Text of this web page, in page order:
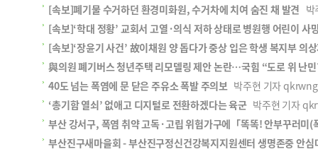
[속보]폐기물 수거하던 환경미화원, 수거차에 치여 숨진 채 발견
[속보]‘학대 정황’ 교회서 고열·의식 저하 상태로 병원행 어린이 사
[속보]‘장윤기 사건’ 故이채원 양 돕다가 중상 입은 학생 복지부 의
與의원 폐기버스 청년주택 리모델링 제안 논란…국힘 “도로 위 난
40도 넘는 폭염에 문 닫은 주유소 폭발 주의보 박주현 기자
‘총기함 열쇠’ 없애고 디지털로 전환하겠다는 육군박주현 기자
부산 강서구, 폭염 취약 고독·고립 위험가구에「똑똑! 안부꾸러미(
부산진구새마을회 - 부산진구정신건강복지지원센터 생명존중 안